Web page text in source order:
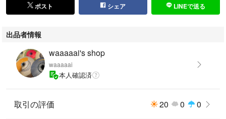
ポスト シェア LINEで送る
出品者情報
waaaaai's shop
waaaaai
本人確認済
取引の評価 20 0 0